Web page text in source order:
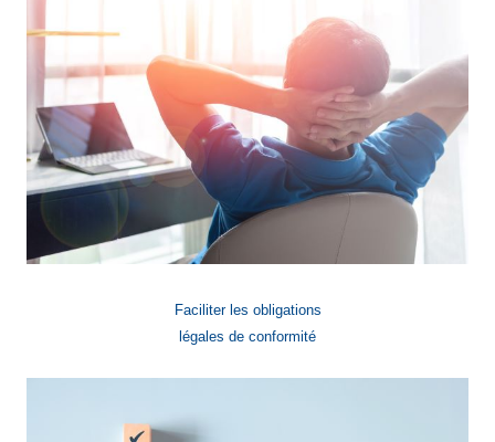
Faciliter les obligations
légales de conformité